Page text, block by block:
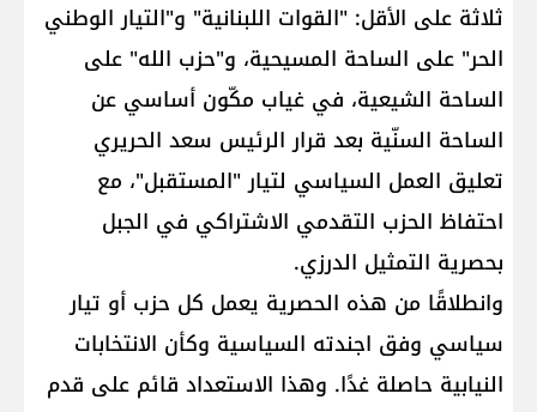
ثلاثة على الأقل: "القوات اللبنانية" و"التيار الوطني
الحر" على الساحة المسيحية، و"حزب الله" على
الساحة الشيعية، في غياب مكّون أساسي عن
الساحة السنّية بعد قرار الرئيس سعد الحريري
تعليق العمل السياسي لتيار "المستقبل"، مع
احتفاظ الحزب التقدمي الاشتراكي في الجبل
بحصرية التمثيل الدرزي.
وانطلاقًا من هذه الحصرية يعمل كل حزب أو تيار
سياسي وفق اجندته السياسية وكأن الانتخابات
النيابية حاصلة غدًا. وهذا الاستعداد قائم على قدم